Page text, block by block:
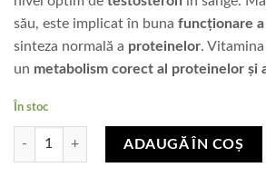
său, este implicat în buna funcționare
sinteza normală a proteinelor.
un metabolism corect al proteinelor și
În stoc
Cantitate ZMB6 - 60 tablete - Znic/
ADAUGĂ ÎN COȘ